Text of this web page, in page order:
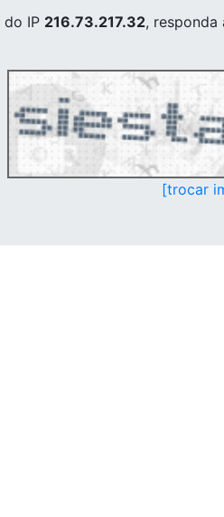
do IP 216.73.217.32, responda
[trocar